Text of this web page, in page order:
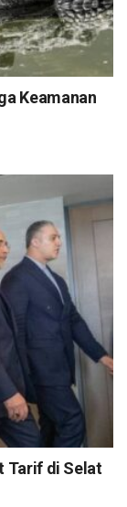
Keamanan
Tarif di Selat